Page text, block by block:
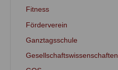
Fitness
Förderverein
Ganztagsschule
Gesellschaftswissenschaften